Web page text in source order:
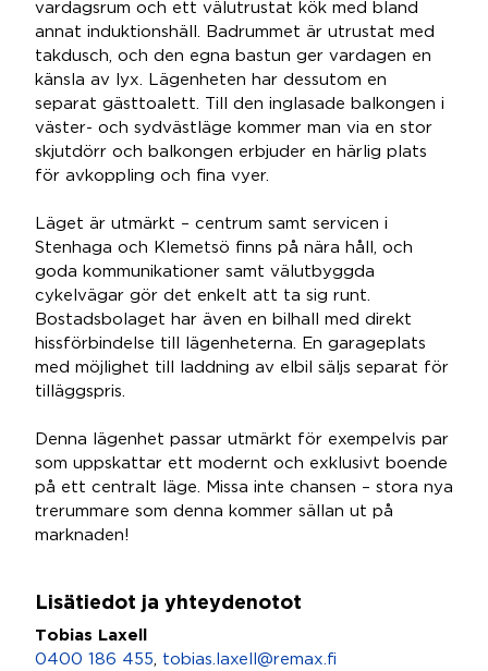
vardagsrum och ett välutrustat kök med bland
annat induktionshäll. Badrummet är utrustat med
takdusch, och den egna bastun ger vardagen en
känsla av lyx. Lägenheten har dessutom en
separat gästtoalett. Till den inglasade balkongen i
väster- och sydvästläge kommer man via en stor
skjutdörr och balkongen erbjuder en härlig plats
för avkoppling och fina vyer.
Läget är utmärkt – centrum samt servicen i
Stenhaga och Klemetsö finns på nära håll, och
goda kommunikationer samt välutbyggda
cykelvägar gör det enkelt att ta sig runt.
Bostadsbolaget har även en bilhall med direkt
hissförbindelse till lägenheterna. En garageplats
med möjlighet till laddning av elbil säljs separat för
tilläggspris.
Denna lägenhet passar utmärkt för exempelvis par
som uppskattar ett modernt och exklusivt boende
på ett centralt läge. Missa inte chansen – stora nya
trerummare som denna kommer sällan ut på
marknaden!
Lisätiedot ja yhteydenotot
Tobias Laxell
0400 186 455
tobias.laxell@remax.fi